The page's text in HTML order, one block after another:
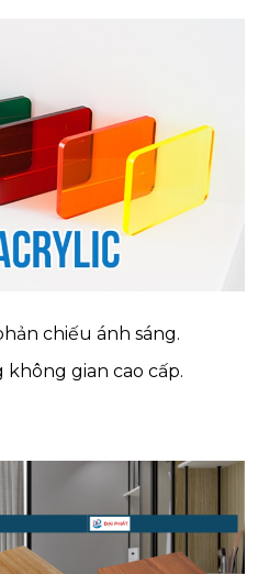
chiếu ánh sáng.
gian cao cấp.